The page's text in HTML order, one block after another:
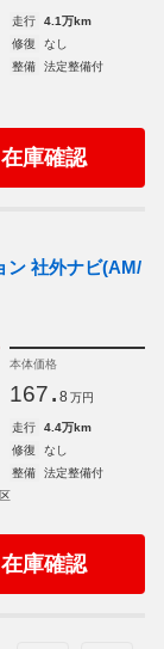
走行
4.1万km
修復
なし
整備
法定整備付
庫確認
ン 社外ナビ(AM/
本体価格
167. 8 万円
走行
4.4万km
修復
なし
整備
法定整備付
庫確認